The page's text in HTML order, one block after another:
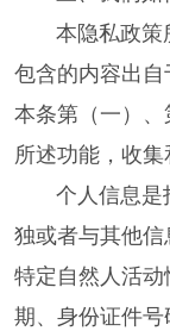
本隐私政策所
包含的内容出
本条第（一）
所述功能，收集
个人信息是指
独或者与其他
特定自然人活动
期、身份证件